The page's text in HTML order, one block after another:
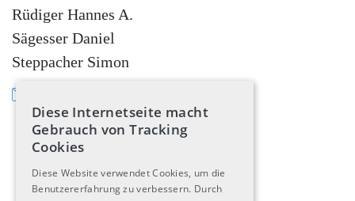
Rüdiger Hannes A.
Sägesser Daniel
Steppacher Simon
Weiterbildungskommission)
Diese Internetseite macht
Gebrauch von Tracking
Cookies
Diese Website verwendet Cookies, um die
Benutzererfahrung zu verbessern. Durch